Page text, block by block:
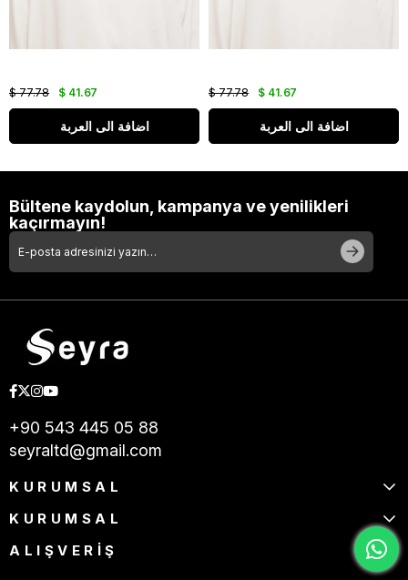
$ 41.67
$ 77.78
اضافة الى العربة
$ 41.67
$ 77.78
اضافة الى العربة
Bültene kaydolun, kampanya ve yenilikleri
kaçırmayın!
+90 543 445 05 88
seyraltd@gmail.com
KURUMSAL
KURUMSAL
ALIŞVERİŞ